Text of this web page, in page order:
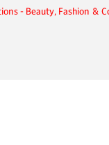
- Beauty, Fashion &